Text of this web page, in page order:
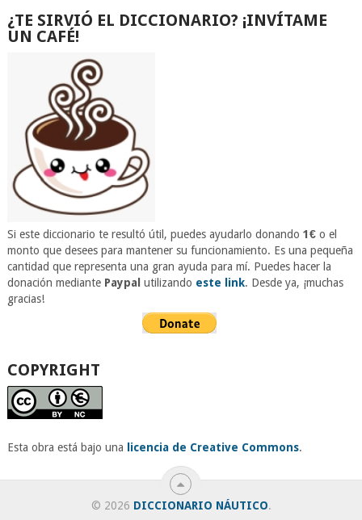
¿TE SIRVIÓ EL DICCIONARIO? ¡INVÍTAME
UN CAFÉ!
Si este diccionario te resultó útil, puedes ayudarlo donando 1€o el
monto que desees para mantener su funcionamiento. Es una pequeña
cantidad que representa una gran ayuda para mí. Puedes hacer la
donación mediante Paypal utilizando este link. Desde ya, ¡muchas
gracias!
COPYRIGHT
Esta obra está bajo una licencia de Creative Commons.
© 2026 DICCIONARIO NÁUTICO.